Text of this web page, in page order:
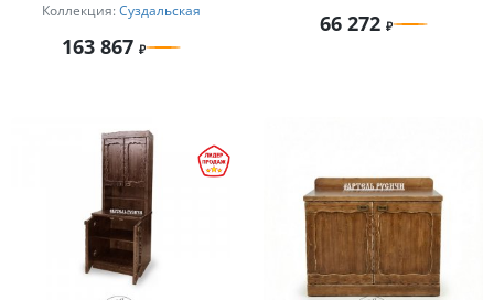
Коллекция: Суздальская
163 867
66 272